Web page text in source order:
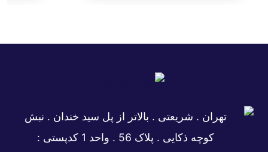
تهران . شریعتی . بالاتر از پل سید خندان . نبش
کوچه ذکایی . پلاک 56 . واحد 1 کدپستی :